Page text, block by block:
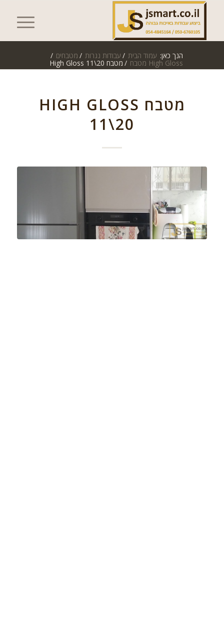
הנך כאן: עמוד הבית / עבודות נגרות / מטבחים /
High Gloss מטבח / מטבח High Gloss 11\20
מטבח HIGH GLOSS
11\20